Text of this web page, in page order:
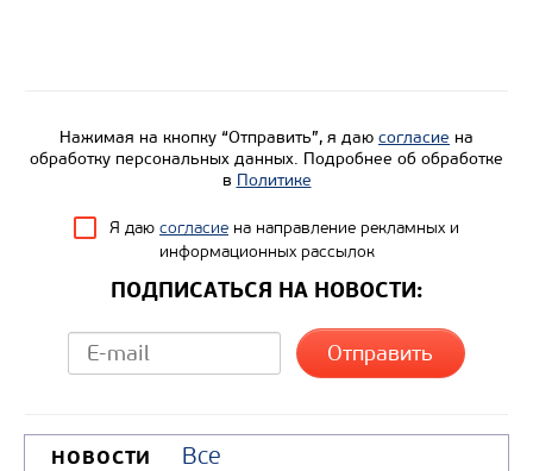
Нажимая на кнопку “Отправить”, я даю согласие на
обработку персональных данных. Подробнее об обработке
в Политике
Я даю согласие на направление рекламных и
информационных рассылок
ПОДПИСАТЬСЯ НА НОВОСТИ:
НОВОСТИ
Все